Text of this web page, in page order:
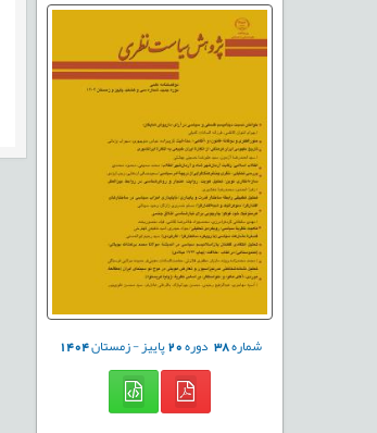
شماره38 دوره20پاییز - زمستان1404